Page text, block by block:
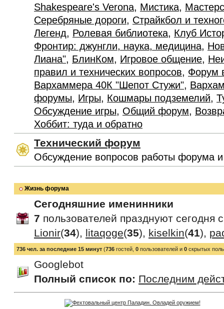
Shakespeare's Verona, Мистика,
Серебряные дороги, Страйкбол и
Легенд, Ролевая библиотека, Клуб
Фронтир: джунгли, наука, медицина,
Лиана", БлинКом, Игровое общение,
правил и технических вопросов, Форум
Вархаммера 40К "Шепот Стужи",
форумы, Игры, Кошмары подземелий,
Обсуждение игры, Общий форум,
Хоббит: туда и обратно
Технический форум
Обсуждение вопросов работы форума и
Жизнь форума
Сегодняшние именинники
7 пользователей празднуют сегодня
Lionir(34), litaqoge(35), kiselkin(41),
736 чел. за последние 15 минут (736 гостей, 0 пользователей и 0 скрытых
Googlebot
Полный список по: Последним